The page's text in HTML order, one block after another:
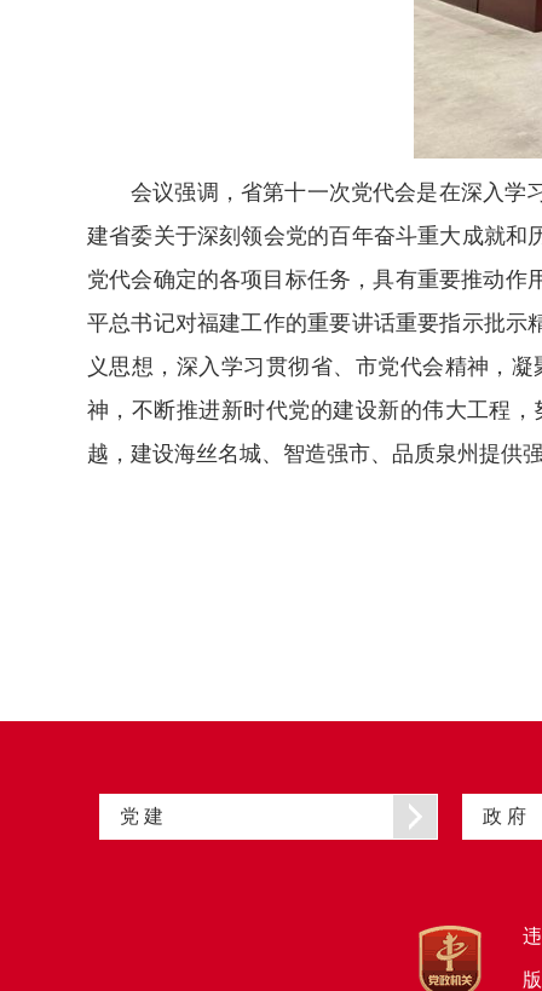
会议强调，省第十一次党代会是在深入学
建省委关于深刻领会党的百年奋斗重大成就和
党代会确定的各项目标任务，具有重要推动
平总书记对福建工作的重要讲话重要指示批示
义思想，深入学习贯彻省、市党代会精神，
神，不断推进新时代党的建设新的伟大工程
越，建设海丝名城、智造强市、品质泉州提供
党 建 政 府